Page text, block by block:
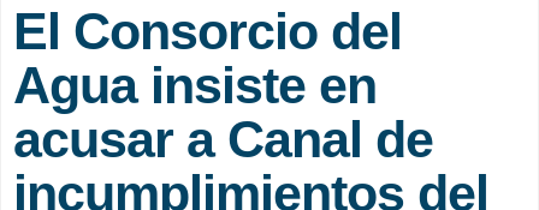
El Consorcio del
Agua insiste en
acusar a Canal de
incumplimientos del